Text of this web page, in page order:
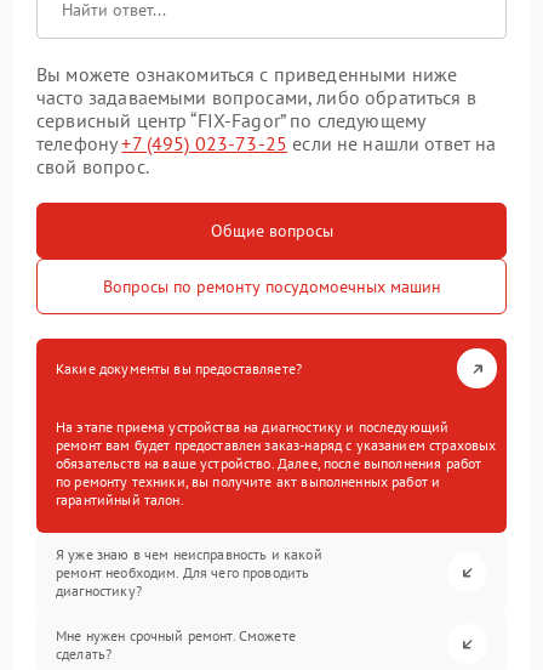
Вы можете ознакомиться с приведенными ниже
часто задаваемыми вопросами, либо обратиться в
сервисный центр “FIX-Fagor” по следующему
телефону+7 (495) 023-73-25 если не нашли ответ на
свой вопрос.
Общие вопросы
Вопросы по ремонту посудомоечных машин
Какие документы вы предоставляете?
На этапе приема устройства на диагностику и последующий
ремонт вам будет предоставлен заказ-наряд с указанием страховых
обязательств на ваше устройство. Далее, после выполнения работ
по ремонту техники, вы получите акт выполненных работ и
гарантийный талон.
Я уже знаю в чем неисправность и какой
ремонт необходим. Для чего проводить
диагностику?
Мне нужен срочный ремонт. Сможете
сделать?